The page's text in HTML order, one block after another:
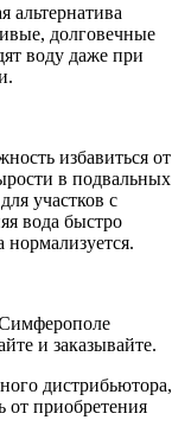
долговечные
воду даже при
избавиться от
в подвальных
участков с
вода быстро
нормализуется.
и заказывайте.
дистрибьютора,
от приобретения